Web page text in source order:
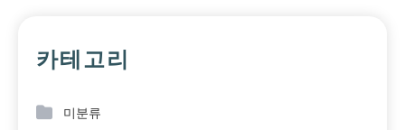
카테고리
미분류